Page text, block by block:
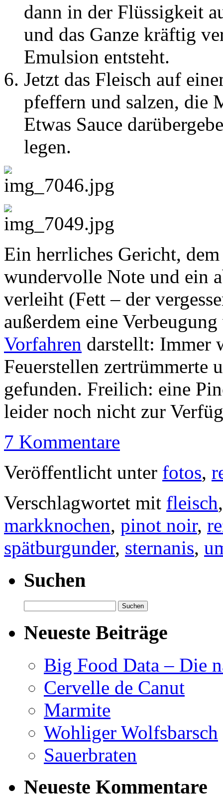
dann in der Flüssigkeit
und das Ganze kräftig
Emulsion entsteht.
Jetzt das Fleisch auf
pfeffern und salzen, die
Etwas Sauce
legen.
Ein herrliches Gericht,
wundervolle Note und ein
verleiht (Fett – der
außerdem eine
Vorfahren darstellt: Immer
Feuerstellen zertrümmerte
gefunden. Freilich: eine
leider noch nicht zur
7 Kommentare
Veröffentlicht unter fotos,
Verschlagwortet mit fleisch
markknochen, pinot noir,
spätburgunder, sternanis,
Suchen
nach:
Neueste Beiträge
Big Food Data – Die
Cervelle de Canut
Marmite
Wohliger Wolfsbarsch
Sauerbraten
Neueste Kommentare